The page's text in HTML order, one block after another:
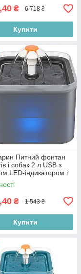
₴ 6 718 ₴
Купити
Питний фонтан
і собак 2 л USB з
LED-індикатором і
руху автоматичний
₴ 1 543 ₴
Купити